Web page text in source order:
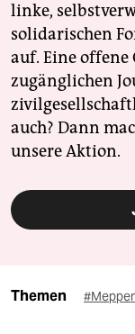
linke,
solidarischen
auf. Eine
zugänglichen
auch? Dann
unsere Aktion.
Themen